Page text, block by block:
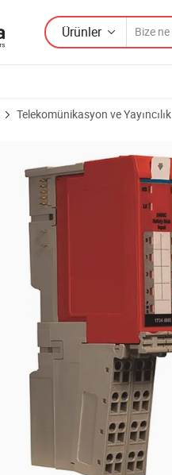
Ürünler
Telekomünikasyon ve Yayıncılık